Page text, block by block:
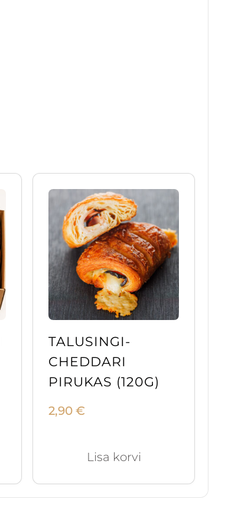
TALUSINGI-
CHEDDARI
PIRUKAS (120G)
2,90 €
Lisa korvi